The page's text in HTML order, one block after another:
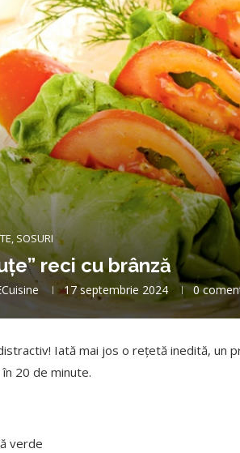
SOSURI
reci cu brânză
17 septembrie 2024 0
Iată mai jos o rețetă inedită, un
20 de minute.
verde